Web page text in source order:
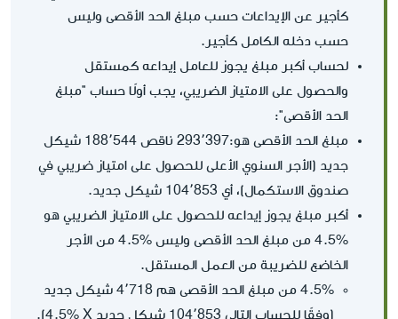
كأجير عن الإيداعات حسب مبلغ الحد الأقصى وليس
حسب دخله الكامل كأجير.
لحساب أكبر مبلغ يجوز للعامل إيداعه كمستقل
والحصول على الامتياز الضريبي، يجب أولًا حساب "مبلغ
الحد الأقصى":
مبلغ الحد الأقصى هو:293٬397 ناقص 188٬544 شيكل
جديد (الأجر السنوي الأعلى للحصول على امتياز ضريبي في
صندوق الاستكمال)، أي 104٬853 شيكل جديد.
أكبر مبلغ يجوز إيداعه للحصول على الامتياز الضريبي هو
%4.5 من مبلغ الحد الأقصى وليس %4.5 من الأجر
الخاضع للضريبة من العمل المستقل.
4.5% من مبلغ الحد الأقصى هم 4٬718 شيكل جديد
(وفقًا للحساب التالي 104٬853 شيكل جديد X‏ 4.5%).